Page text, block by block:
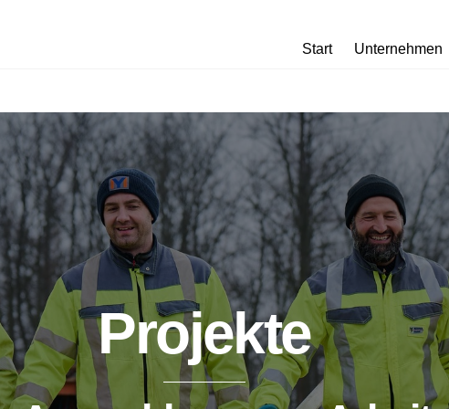
Start Unternehmen
Projekte